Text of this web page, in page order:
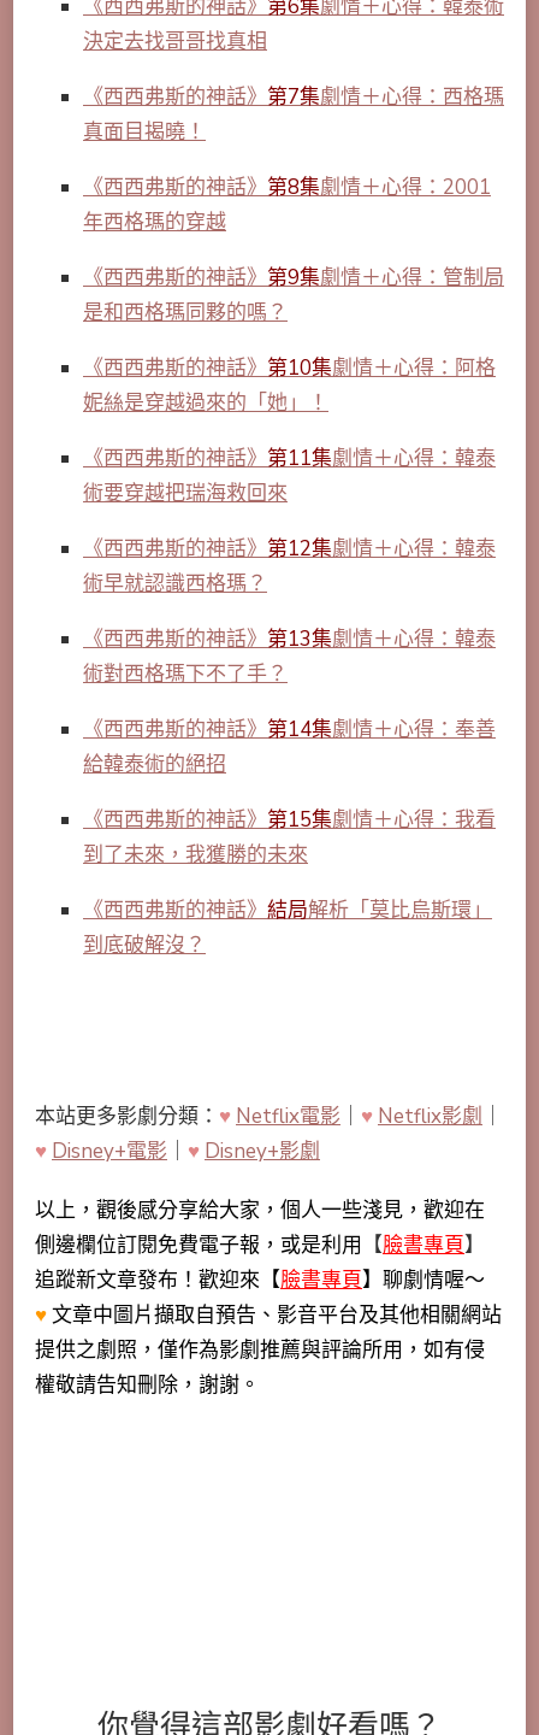
《西西弗斯的神話》 第6集劇情＋心得：韓泰術
決定去找哥哥找真相
《西西弗斯的神話》 第7集劇情＋心得：西格瑪
真面目揭曉！
《西西弗斯的神話》 第8集劇情＋心得：2001
年西格瑪的穿越
《西西弗斯的神話》 第9集劇情＋心得：管制局
是和西格瑪同夥的嗎？
《西西弗斯的神話》 第10集劇情＋心得：阿格
妮絲是穿越過來的「她」！
《西西弗斯的神話》 第11集劇情＋心得：韓泰
術要穿越把瑞海救回來
《西西弗斯的神話》 第12集劇情＋心得：韓泰
術早就認識西格瑪？
《西西弗斯的神話》 第13集劇情＋心得：韓泰
術對西格瑪下不了手？
《西西弗斯的神話》 第14集劇情＋心得：奉善
給韓泰術的絕招
《西西弗斯的神話》 第15集劇情＋心得：我看
到了未來，我獲勝的未來
《西西弗斯的神話》 結局解析「莫比烏斯環」
到底破解沒？
本站更多影劇分類： ♥ Netflix電影 ♥ Netflix影劇
♥ Disney+電影 ♥ Disney+影劇
以上，觀後感分享給大家，個人一些淺見，歡迎在
側邊欄位訂閱免費電子報，或是利用 【臉書專頁】
追蹤新文章發布！歡迎來【臉書專頁】聊劇情喔～
♥文章中圖片擷取自預告、影音平台及其他相關網站
提供之劇照，僅作為影劇推薦與評論所用，如有侵
權敬請告知刪除，謝謝。